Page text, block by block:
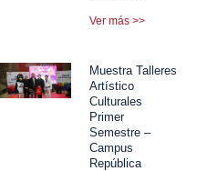
Ver más >>
Muestra Talleres
Artístico
Culturales
Primer
Semestre –
Campus
República